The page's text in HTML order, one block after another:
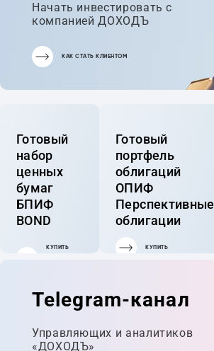
Начать инвестировать с
компанией ДОХОДЪ
КАК СТАТЬ КЛИЕНТОМ
Готовый
набор
ценных
бумаг
БПИФ
BOND
КУПИТЬ
Готовый
портфель
облигаций
ОПИФ
Перспективные
облигации
КУПИТЬ
Telegram-канал
Управляющих и аналитиков
«ДОХОДЪ»